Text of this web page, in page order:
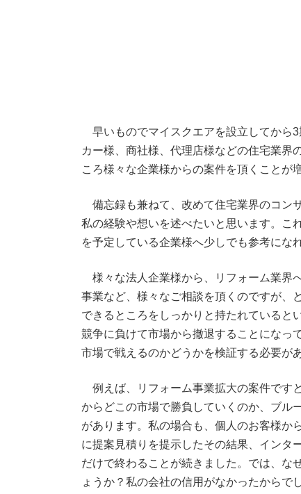
早いものでマイスクエアを設立してから
カー様、商社様、代理店様などの住宅業界
ころ様々な企業様からの案件を頂くことが
備忘録も兼ねて、改めて住宅業界のコン
私の経験や想いを述べたいと思います。こ
を予定している企業様へ少しでも参考にな
様々な法人企業様から、リフォーム業界
事業など、様々なご相談を頂くのですが、
できるところをしっかりと持たれていると
競争に負けて市場から撤退することになっ
市場で戦えるのかどうかを検証する必要が
例えば、リフォーム事業拡大の案件です
からどこの市場で勝負していくのか、ブル
があります。私の場合も、個人のお客様か
に提案見積りを提示したその結果、インタ
だけで終わることが続きました。では、な
ょうか？私の会社の信用がなかったからで